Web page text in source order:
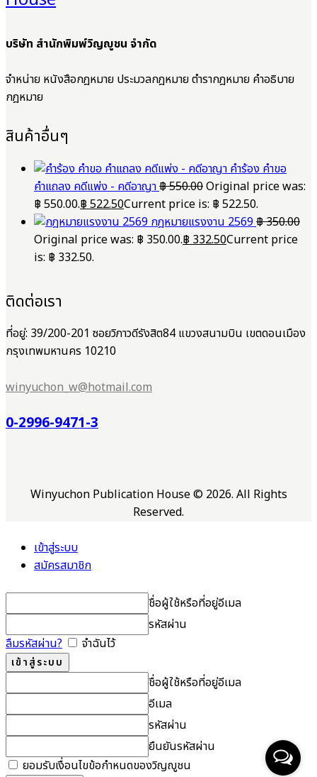
บริษัท สำนักพิมพ์วิญญูชน จำกัด
จำหน่าย หนังสือกฎหมาย ประมวลกฎหมาย ตำรากฎหมาย คำอธิบาย
กฎหมาย
สินค้าอื่นๆ
คำร้อง คำขอ
คำแถลง คดีแพ่ง - คดีอาญา฿550.00Original price was:
฿ 550.00.฿ 522.50Current price is: ฿ 522.50.
กฎหมายแรงงาน 2569 ฿350.00
Original price was: ฿ 350.00.฿ 332.50Current price
is: ฿ 332.50.
ติดต่อเรา
ที่อยู่: 39/200-201 ซอยวิภาวดีรังสิต84 แขวงสนามบิน เขตดอนเมือง
กรุงเทพมหานคร 10210
winyuchon_w@hotmail.com
0-2996-9471-3
Winyuchon Publication House © 2026. All Rights
Reserved.
เข้าสู่ระบบ
สมัครสมาชิก
ชื่อผู้ใช้หรือที่อยู่อีเมล
รหัสผ่าน
ลืมรหัสผ่าน?
จำฉันไว้
ชื่อผู้ใช้หรือที่อยู่อีเมล
อีเมล
รหัสผ่าน
ยืนยันรหัสผ่าน
ยอมรับเงื่อนไขข้อกำหนดของวิญญูชน